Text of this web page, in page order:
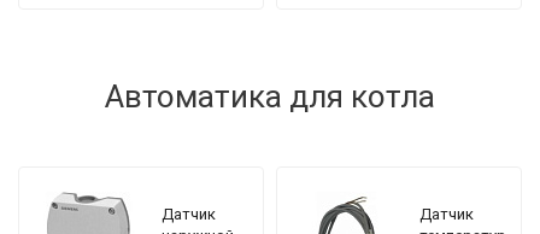
Автоматика для котла
Датчик
Датчик